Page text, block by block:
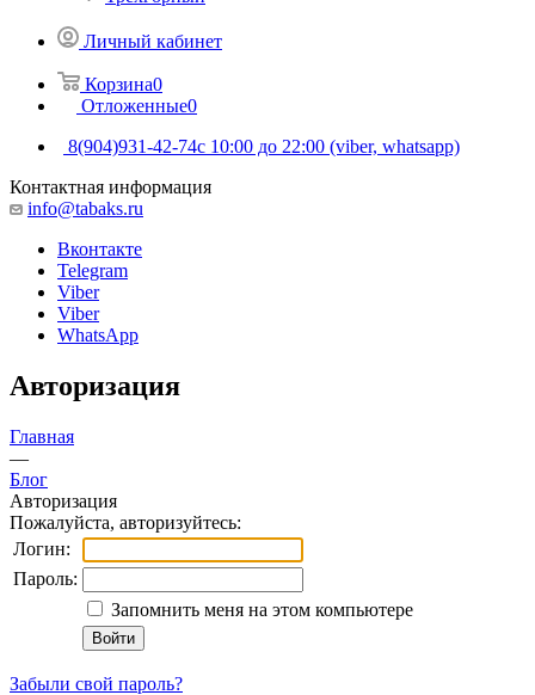
Личный кабинет
Корзина0
Отложенные0
8(904)931-42-74с 10:00 до 22:00 (viber, whatsapp)
Контактная информация
info@tabaks.ru
Вконтакте
Telegram
Viber
Viber
WhatsApp
Авторизация
Главная
—
Блог
Авторизация
Пожалуйста, авторизуйтесь:
Логин:
Пароль:
Запомнить меня на этом компьютере
Забыли свой пароль?